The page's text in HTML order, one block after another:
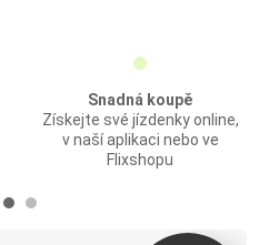
Snadná koupě
Získejte své jízdenky online,
v naší aplikaci nebo ve
Flixshopu